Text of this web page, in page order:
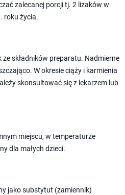
zalecanej porcji tj. 2 lizaków w
roku życia.
składników preparatu. Nadmierne
W okresie ciąży i karmienia
skonsultować się z lekarzem lub
miejscu, w temperaturze
dla małych dzieci.
jako substytut (zamiennik)